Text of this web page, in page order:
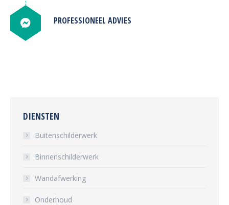
PROFESSIONEEL ADVIES
DIENSTEN
Buitenschilderwerk
Binnenschilderwerk
Wandafwerking
Onderhoud